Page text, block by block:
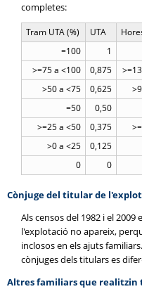
completes:
Tram UTA (%) UTA
=100
1
>=75 a <100
0,875
>50 a <75
0,625
=50
0,50
>=25 a <50
0,375
>0 a <25
0,125
0
0
Cònjuge del titular de
Als censos del 1982 i el
l'explotació no apareix,
inclosos en els ajuts
cònjuges dels titulars es
Altres familiars que realitzin